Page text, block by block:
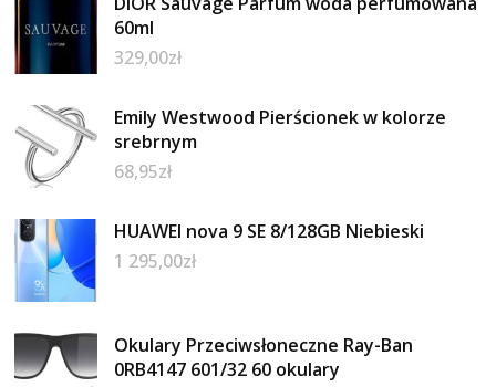
60ml
329,00zł
Emily Westwood Pierścionek w kolorze
srebrnym
68,95zł
HUAWEI nova 9 SE 8/128GB Niebieski
1 295,00zł
Okulary Przeciwsłoneczne Ray-Ban
0RB4147 601/32 60 okulary